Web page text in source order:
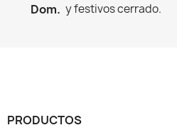
Dom. y festivos cerrado.
PRODUCTOS